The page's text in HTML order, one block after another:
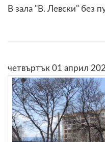
В зала "В. Левски" без
четвъртък 01 април